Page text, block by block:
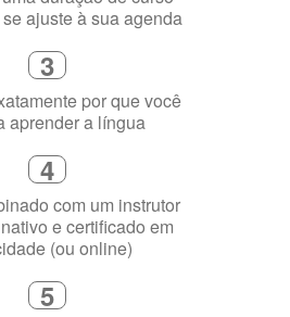
ajuste à sua agenda
3
por que você
aprender a língua
4
com um instrutor
e certificado em
(ou online)
5